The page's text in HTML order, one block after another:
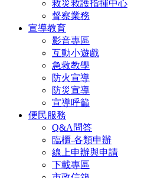
救災救護指揮中心
督察業務
宣導教育
影音專區
互動小遊戲
急救教學
防火宣導
防災宣導
宣導呼籲
便民服務
Q&A問答
臨櫃-各類申辦
線上申辦與申請
下載專區